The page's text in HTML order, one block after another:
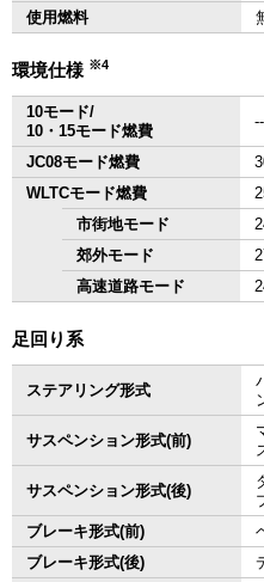
使用燃料
環境仕様 ※4
10モード/
10・15モード燃費
JC08モード燃費
WLTCモード燃費
市街地モード
郊外モード
高速道路モード
足回り系
ステアリング形式
サスペンション形式(前)
サスペンション形式(後)
ブレーキ形式(前)
ブレーキ形式(後)